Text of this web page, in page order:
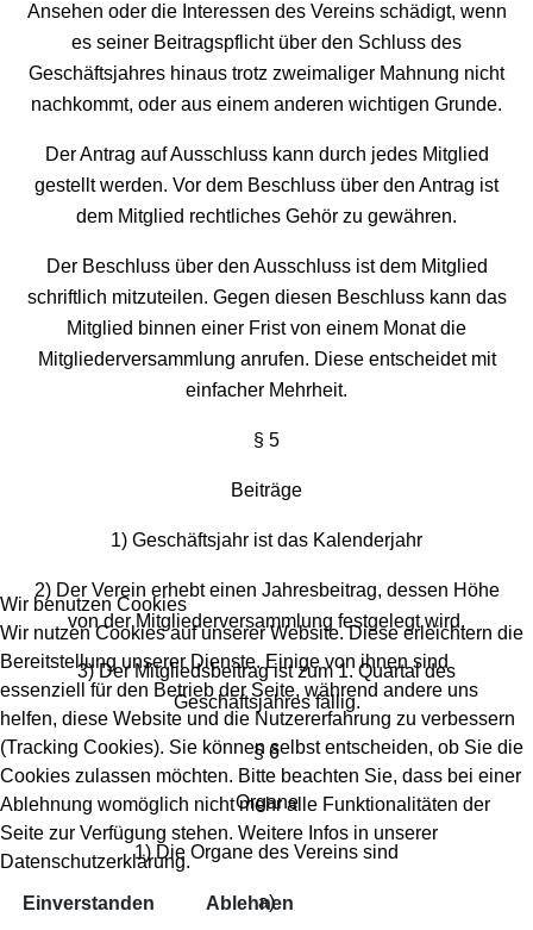
Ansehen oder die Interessen des Vereins schädigt, wenn
es seiner Beitragspflicht über den Schluss des
Geschäftsjahres hinaus trotz zweimaliger Mahnung nicht
nachkommt, oder aus einem anderen wichtigen Grunde.
Der Antrag auf Ausschluss kann durch jedes Mitglied
gestellt werden. Vor dem Beschluss über den Antrag ist
dem Mitglied rechtliches Gehör zu gewähren.
Der Beschluss über den Ausschluss ist dem Mitglied
schriftlich mitzuteilen. Gegen diesen Beschluss kann das
Mitglied binnen einer Frist von einem Monat die
Mitgliederversammlung anrufen. Diese entscheidet mit
einfacher Mehrheit.
§ 5
Beiträge
1) Geschäftsjahr ist das Kalenderjahr
2) Der Verein erhebt einen Jahresbeitrag, dessen Höhe
von der Mitgliederversammlung festgelegt wird.
3) Der Mitgliedsbeitrag ist zum 1. Quartal des
Geschäftsjahres fällig.
§ 6
Organe
1) Die Organe des Vereins sind
a)
Wir benutzen Cookies
Wir nutzen Cookies auf unserer Website. Diese erleichtern die
Bereitstellung unserer Dienste. Einige von ihnen sind
essenziell für den Betrieb der Seite, während andere uns
helfen, diese Website und die Nutzererfahrung zu verbessern
(Tracking Cookies). Sie können selbst entscheiden, ob Sie die
Cookies zulassen möchten. Bitte beachten Sie, dass bei einer
Ablehnung womöglich nicht mehr alle Funktionalitäten der
Seite zur Verfügung stehen. Weitere Infos in unserer
Datenschutzerklärung.
Einverstanden
Ablehnen